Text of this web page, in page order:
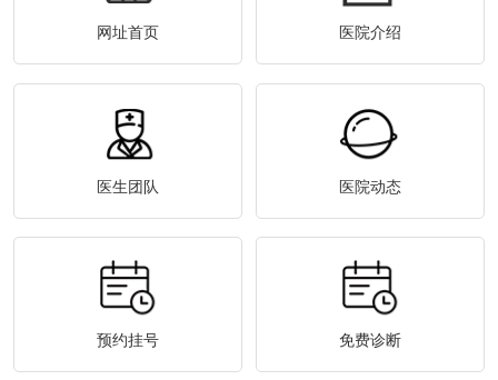
网址首页 医院介绍
医生团队 医院动态
预约挂号 免费诊断